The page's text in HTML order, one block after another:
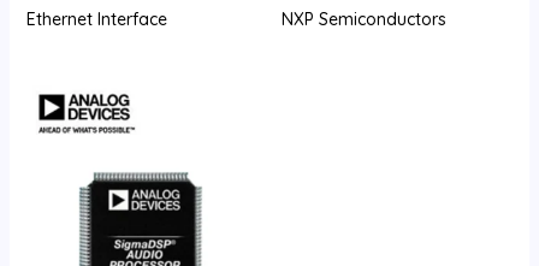
Ethernet Interface NXP Semiconductors